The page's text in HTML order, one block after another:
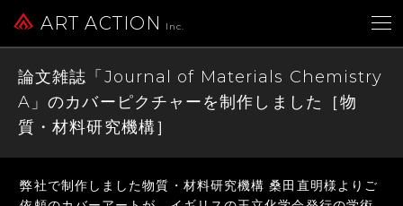
ART ACTION Inc.
論文雑誌「Journal of Materials Chemistry
A」のカバーピクチャーを制作しました［物
質・材料研究機構］
弊社で制作しました物質・材料研究機構 桑田直明様よりご